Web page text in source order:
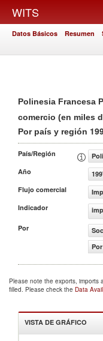
WITS
Datos Básicos Resumen
Polinesia Francesa
comercio (en miles
Por país y región
País/Región
Año
Flujo comercial
Indicador
Por
Please note the exports,
filled. Please check the Data
VISTA DE GRÁFICO